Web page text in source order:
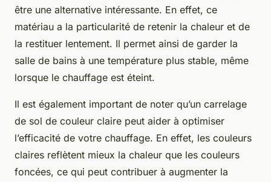
être une alternative intéressante. En effet, ce
matériau a la particularité de retenir la chaleur et de
la restituer lentement. Il permet ainsi de garder la
salle de bains à une température plus stable, même
lorsque le chauffage est éteint.
Il est également important de noter qu’un carrelage
de sol de couleur claire peut aider à optimiser
l’efficacité de votre chauffage. En effet, les couleurs
claires reflètent mieux la chaleur que les couleurs
foncées, ce qui peut contribuer à augmenter la